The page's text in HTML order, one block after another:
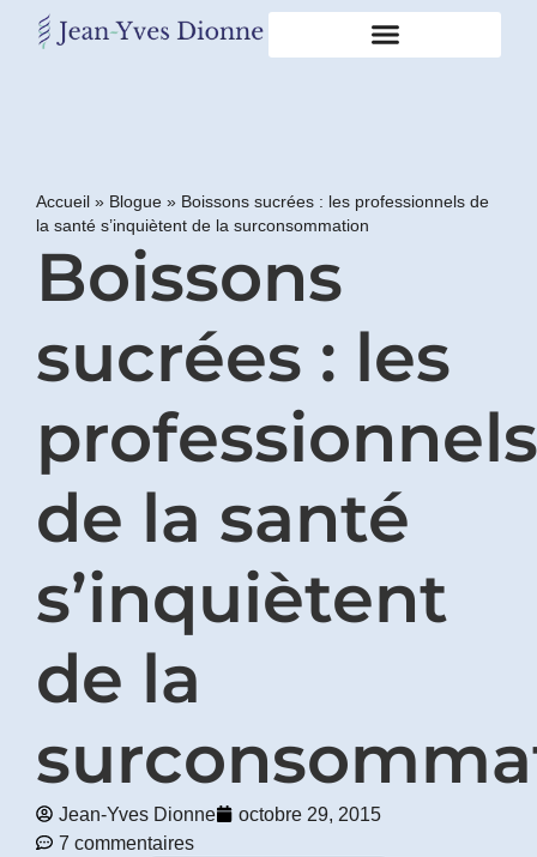
Accueil » Blogue » Boissons sucrées : les professionnels de
la santé s’inquiètent de la surconsommation
Boissons
sucrées : les
professionnels
de la santé
s’inquiètent
de la
Jean-Yves Dionne
octobre 29, 2015
7 commentaires
Obtenez
gratuitement
mon
pdf
GRAS,
MAUVAIS
vous
incrivant
mon
infolettre.
Prénom
*
Courriel
*
Vous
pourrez
vous
désabonner
en